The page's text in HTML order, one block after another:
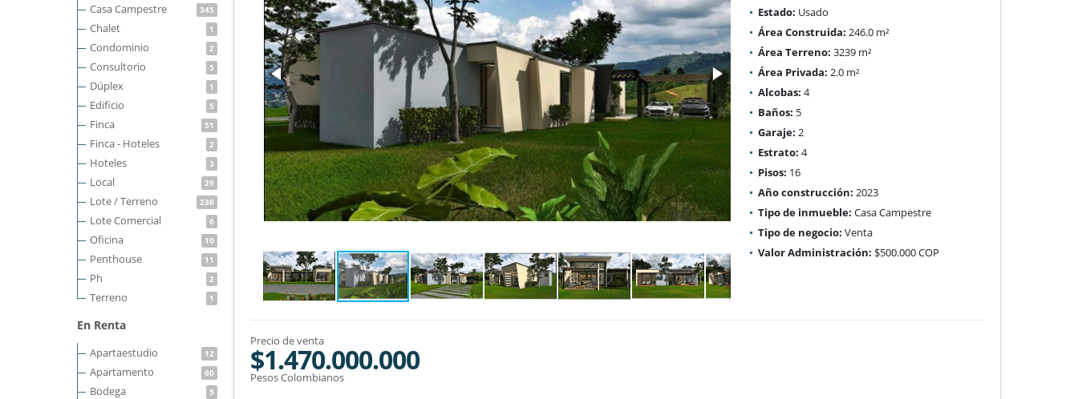
Casa Campestre 345
Chalet 1
Condominio 2
Consultorio 5
Dúplex 1
Edificio 5
Finca 51
Finca - Hoteles 2
Hoteles 3
Local 29
Lote / Terreno 236
Lote Comercial 6
Oficina 10
Penthouse 11
Ph 2
Terreno 1
En Renta
Apartaestudio 12
Apartamento 60
Bodega 5
Estado: Usado
Área Construida: 246.0 m²
Área Terreno: 3239 m²
Área Privada: 2.0 m²
Alcobas: 4
Baños: 5
Garaje: 2
Estrato: 4
Pisos: 16
Año construcción: 2023
Tipo de inmueble: Casa Campestre
Tipo de negocio: Venta
Valor Administración: $500.000 COP
Precio de venta
$1.470.000.000
Pesos Colombianos